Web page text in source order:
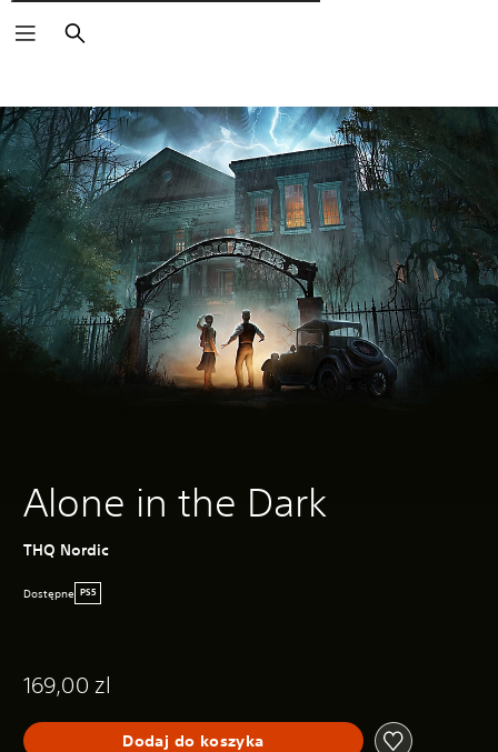
Wyszukaj
Alone in the Dark
THQ Nordic
Dostępne PS5
169,00 zl
Dodaj do koszyka